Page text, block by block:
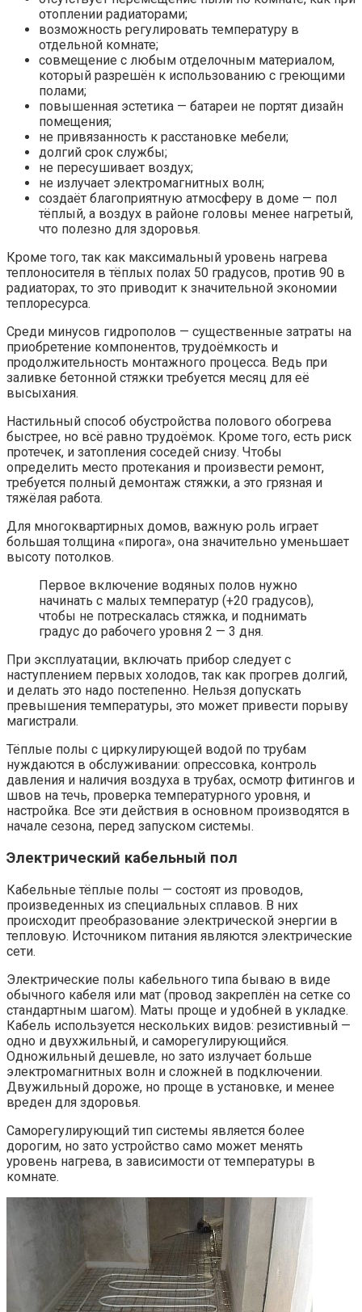
отоплении радиаторами;
возможность регулировать температуру в
отдельной комнате;
совмещение с любым отделочным материалом,
который разрешён к использованию с греющими
полами;
повышенная эстетика — батареи не портят дизайн
помещения;
не привязанность к расстановке мебели;
долгий срок службы;
не пересушивает воздух;
не излучает электромагнитных волн;
создаёт благоприятную атмосферу в доме — пол
тёплый, а воздух в районе головы менее нагретый,
что полезно для здоровья.
Кроме того, так как максимальный уровень нагрева
теплоносителя в тёплых полах 50 градусов, против 90 в
радиаторах, то это приводит к значительной экономии
теплоресурса.
Среди минусов гидрополов — существенные затраты на
приобретение компонентов, трудоёмкость и
продолжительность монтажного процесса. Ведь при
заливке бетонной стяжки требуется месяц для её
высыхания.
Настильный способ обустройства полового обогрева
быстрее, но всё равно трудоёмок. Кроме того, есть риск
протечек, и затопления соседей снизу. Чтобы
определить место протекания и произвести ремонт,
требуется полный демонтаж стяжки, а это грязная и
тяжёлая работа.
Для многоквартирных домов, важную роль играет
большая толщина «пирога», она значительно уменьшает
высоту потолков.
Первое включение водяных полов нужно
начинать с малых температур (+20 градусов),
чтобы не потрескалась стяжка, и поднимать
градус до рабочего уровня 2 — 3 дня.
При эксплуатации, включать прибор следует с
наступлением первых холодов, так как прогрев долгий,
и делать это надо постепенно. Нельзя допускать
превышения температуры, это может привести порыву
магистрали.
Тёплые полы с циркулирующей водой по трубам
нуждаются в обслуживании: опрессовка, контроль
давления и наличия воздуха в трубах, осмотр фитингов и
швов на течь, проверка температурного уровня, и
настройка. Все эти действия в основном производятся в
начале сезона, перед запуском системы.
Электрический кабельный пол
Кабельные тёплые полы — состоят из проводов,
произведенных из специальных сплавов. В них
происходит преобразование электрической энергии в
тепловую. Источником питания являются электрические
сети.
Электрические полы кабельного типа бываю в виде
обычного кабеля или мат (провод закреплён на сетке со
стандартным шагом). Маты проще и удобней в укладке.
Кабель используется нескольких видов: резистивный —
одно и двухжильный, и саморегулирующийся.
Одножильный дешевле, но зато излучает больше
электромагнитных волн и сложней в подключении.
Двужильный дороже, но проще в установке, и менее
вреден для здоровья.
Саморегулирующий тип системы является более
дорогим, но зато устройство само может менять
уровень нагрева, в зависимости от температуры в
комнате.